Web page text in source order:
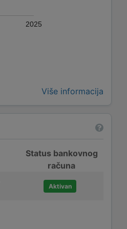
2025
Više informacija
Status bankovnog
računa
Aktivan